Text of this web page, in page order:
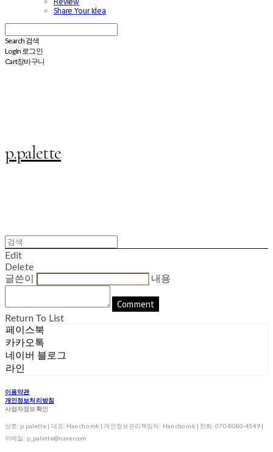
Share Your Idea
Search 검색
Log In 로그인
Cart장바구니
p.palette
Edit
Delete
글쓴이
내용
Comment
Return To List
페이스북
카카오톡
네이버 블로그
라인
이용약관
개인정보처리방침
사업자정보확인
상호: p.palette | 대표: Han cho rok | 개인정보관리책임자: Han cho rok | 전화: 070-8080-4549 |
이메일: p_palette@naver.com